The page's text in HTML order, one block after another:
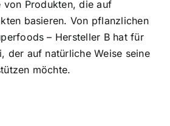
von Produkten, die auf
basieren. Von pflanzlichen
– Hersteller B hat für
der auf natürliche Weise seine
möchte.